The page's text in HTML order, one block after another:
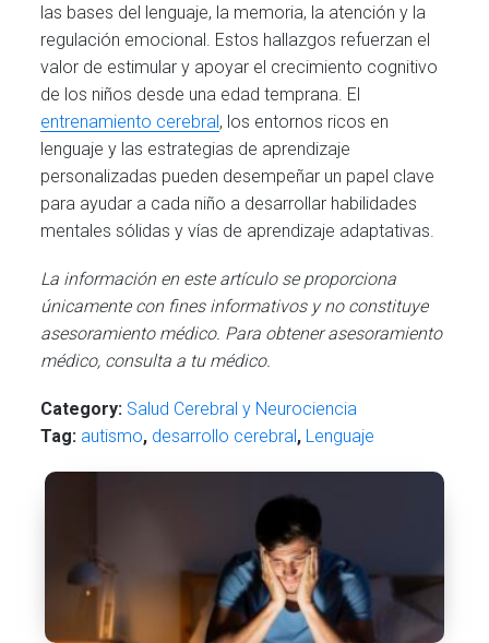
las bases del lenguaje, la memoria, la atención y la
regulación emocional. Estos hallazgos refuerzan el
valor de estimular y apoyar el crecimiento cognitivo
de los niños desde una edad temprana. El
entrenamiento cerebral, los entornos ricos en
lenguaje y las estrategias de aprendizaje
personalizadas pueden desempeñar un papel clave
para ayudar a cada niño a desarrollar habilidades
mentales sólidas y vías de aprendizaje adaptativas.
La información en este artículo se proporciona
únicamente con fines informativos y no constituye
asesoramiento médico. Para obtener asesoramiento
médico, consulta a tu médico.
Category: Salud Cerebral y Neurociencia
Tag: autismo, desarrollo cerebral , Lenguaje